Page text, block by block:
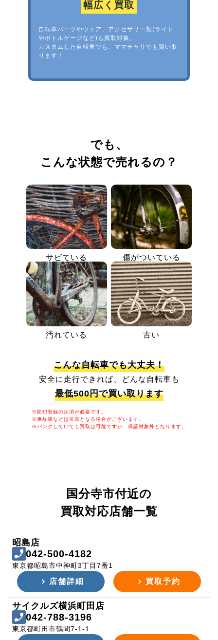
幅広く買取
自転車パーツやウェア、アクセサリー類(ライト
やボトルゲージなど)も買取対象。
カスタムした自転車でも、ママチャリでも買い取
ります！
でも、
こんな状態で売れるの？
サビている 傷がついている
汚れている 古い
こんな自転車でも大丈夫！
安全に走行できれば、どんな自転車も
最低500円で買い取ります
※防犯登録の抹消が必要です。
※事故車などは引取となる場合がございます。
※パンクしていても買取は可能ですが、保証対象外となります。
国分寺市付近の
買取対応店舗一覧
昭島店
042-500-4182
東京都昭島市中神町3丁目7番1
店舗詳細 買取予約
サイクルズ横浜町田店
042-788-3196
東京都町田市鶴間7-1-1